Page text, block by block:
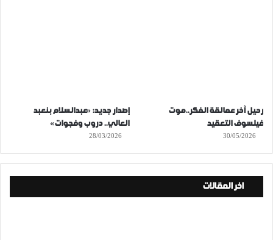
رحيل آخر عمالقة الفكر..موت
فيلسوف التعقيد
30/05/2026
إصدار جديد: «عبدالسلام بنعبد
العالي.. دروب وفجوات»
28/03/2026
اخر المقالات